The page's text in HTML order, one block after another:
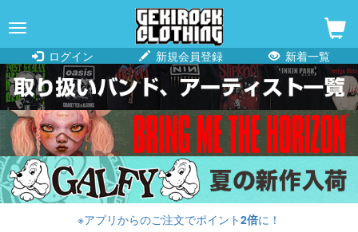
navigation
ログイン
新規会員登録 新着一覧
※アプリからのご注文でポイント2倍に！